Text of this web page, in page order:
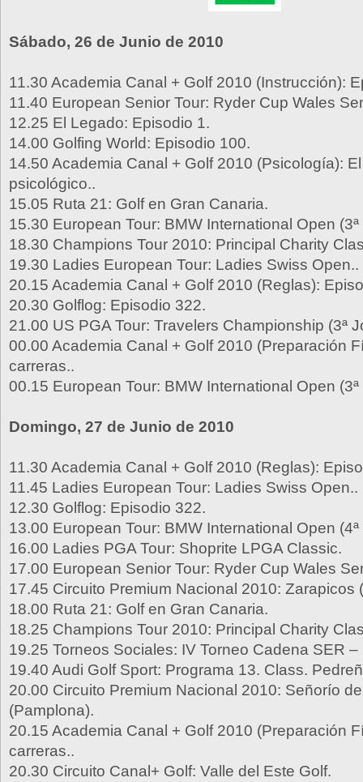
Sábado, 26 de Junio de 2010
11.30 Academia Canal + Golf 2010 (Instrucción):
11.40 European Senior Tour: Ryder Cup Wales
12.25 El Legado: Episodio 1.
14.00 Golfing World: Episodio 100.
14.50 Academia Canal + Golf 2010 (Psicología):
psicológico..
15.05 Ruta 21: Golf en Gran Canaria.
15.30 European Tour: BMW International Open
18.30 Champions Tour 2010: Principal Charity
19.30 Ladies European Tour: Ladies Swiss Open..
20.15 Academia Canal + Golf 2010 (Reglas):
20.30 Golflog: Episodio 322.
21.00 US PGA Tour: Travelers Championship (3ª
00.00 Academia Canal + Golf 2010 (Preparación
carreras..
00.15 European Tour: BMW International Open
Domingo, 27 de Junio de 2010
11.30 Academia Canal + Golf 2010 (Reglas):
11.45 Ladies European Tour: Ladies Swiss Open..
12.30 Golflog: Episodio 322.
13.00 European Tour: BMW International Open
16.00 Ladies PGA Tour: Shoprite LPGA Classic.
17.00 European Senior Tour: Ryder Cup Wales
17.45 Circuito Premium Nacional 2010: Zarapicos
18.00 Ruta 21: Golf en Gran Canaria.
18.25 Champions Tour 2010: Principal Charity
19.25 Torneos Sociales: IV Torneo Cadena SER –
19.40 Audi Golf Sport: Programa 13. Class.
20.00 Circuito Premium Nacional 2010: Señorío
(Pamplona).
20.15 Academia Canal + Golf 2010 (Preparación
carreras..
20.30 Circuito Canal+ Golf: Valle del Este Golf.